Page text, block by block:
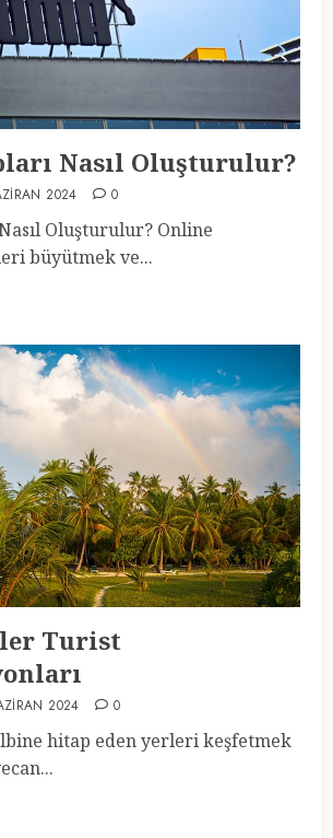
Nasıl Oluşturulur?
2024 0
Oluşturulur? Online
büyütmek ve...
Turist
2024 0
hitap eden yerleri keşfetmek